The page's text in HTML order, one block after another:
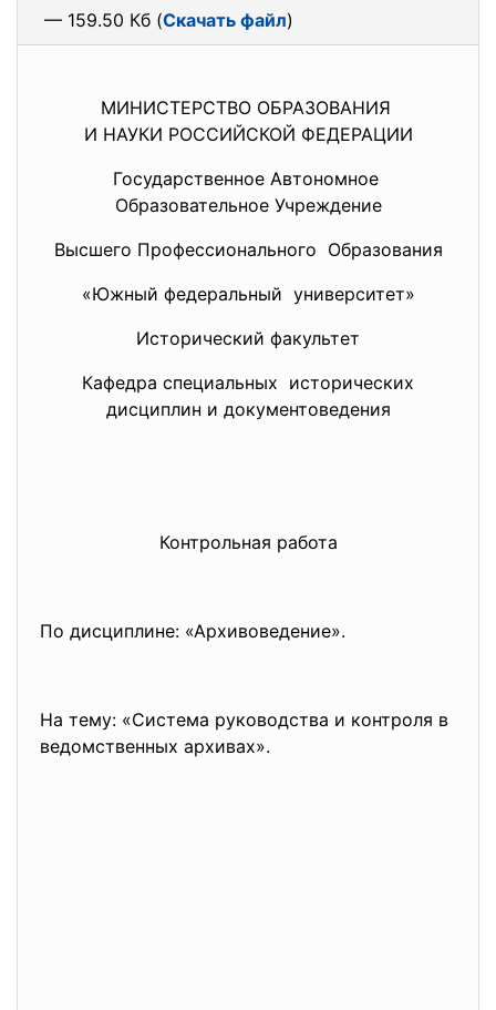
— 159.50 Кб (Скачать файл)
МИНИСТЕРСТВО ОБРАЗОВАНИЯ
И НАУКИ РОССИЙСКОЙ ФЕДЕРАЦИИ
Государственное Автономное
Образовательное Учреждение
Высшего Профессионального Образования
«Южный федеральный университет»
Исторический факультет
Кафедра специальных исторических
дисциплин и документоведения
Контрольная работа
По дисциплине: «Архивоведение».
На тему: «Система руководства и контроля в
ведомственных архивах».